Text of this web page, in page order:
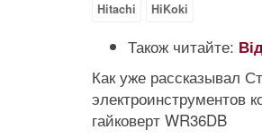
Hitachi HiKoki
Також читайте:
Как уже рассказывал
электроинструментов
гайковерт WR36DB